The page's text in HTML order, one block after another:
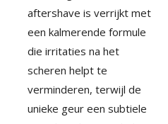
aftershave is verrijkt met
een kalmerende formule
die irritaties na het
scheren helpt te
verminderen, terwijl de
unieke geur een subtiele